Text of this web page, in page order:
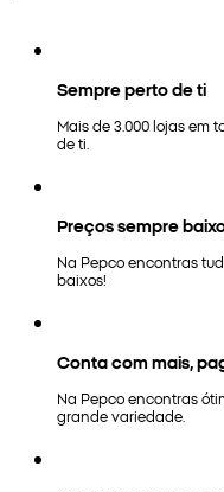
Sempre perto de ti
Mais de 3.000 lojas em
de ti.
Preços sempre
Na Pepco encontras
baixos!
Conta com mais,
Na Pepco encontras
grande variedade.